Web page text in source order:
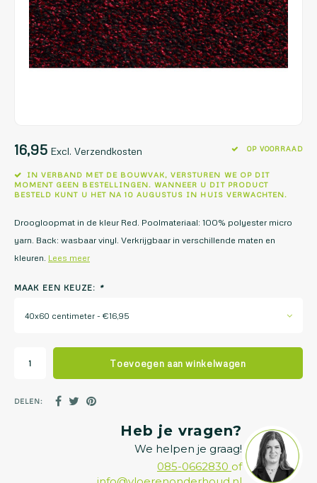
16,95 Excl. Verzendkosten OP VOORRAAD
IN VERBAND MET DE BOUWVAK, VERSTUREN WE OP DIT
MOMENT GEEN BESTELLINGEN. WANNEER U DIT PRODUCT
BESTELD KUNT U HET NA 10 AUGUSTUS IN HUIS VERWACHTEN.
Droogloopmat in de kleur Red. Poolmateriaal: 100% polyester micro
yarn. Back: wasbaar vinyl. Verkrijgbaar in verschillende maten en
kleuren. Lees meer
MAAK EEN KEUZE: *
40x60 centimeter - €16,95
Toevoegen aan winkelwagen
DELEN:
Heb je vragen?
We helpen je graag!
085-0662830 of